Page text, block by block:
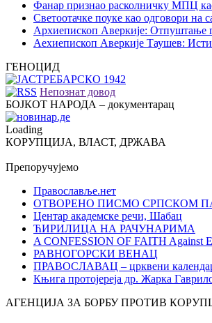
Фанар признао расколничку МПЦ
Светоотачке поуке као одговори на
Архиепископ Аверкије: Отпуштање
Аехиепископ Аверкије Таушев:
ГЕНОЦИД
Непознат довод
БОЈКОТ НАРОДА – документарац
Loading
КОРУПЦИЈА, ВЛАСТ, ДРЖАВА
Препоручујемо
Православље.нет
ОТВОРЕНО ПИСМО СРПСКОМ
Центар академске речи, Шабац
ЋИРИЛИЦА НА РАЧУНАРИМА
A CONFESSION OF FAITH Against
РАВНОГОРСКИ ВЕНАЦ
ПРАВОСЛАВАЦ – црквени календар
Књига протојереја др. Жарка
АГЕНЦИЈА ЗА БОРБУ ПРОТИВ